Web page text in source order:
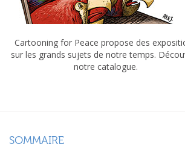
Cartooning for Peace propose des
sur les grands sujets de notre temps.
notre catalogue.
SOMMAIRE